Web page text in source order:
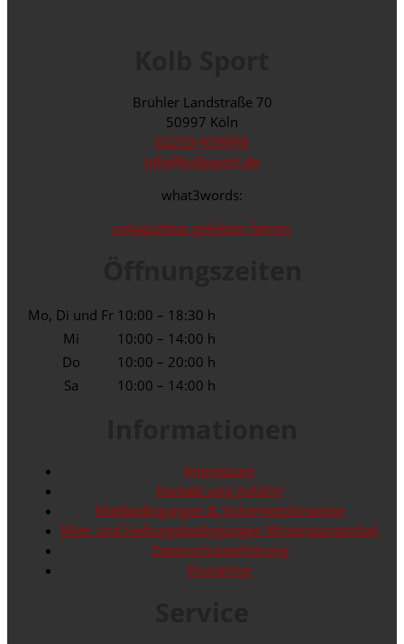
Brühler Landstraße 70
50997 Köln
02233-939898
info@kolbsport.de
what3words:
unkaputtbar.geliebter.fahren
Mo, Di und Fr 10:00 – 18:30 h
Mi
10:00 – 14:00 h
Do
10:00 – 20:00 h
Sa
10:00 – 14:00 h
Impressum
Kontakt und Anfahrt
Mietbedingungen & Sicherheitshinweise
Miet- und Haftungsbedingungen Wintersportartikel
Datenschutzerklärung
Disclaimer